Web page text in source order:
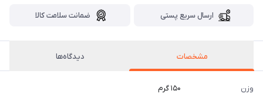
ارسال سریع پستی ضمانت سلامت کالا
مشخصات دیدگاه‌ها
وزن ۱۵۰ گرم